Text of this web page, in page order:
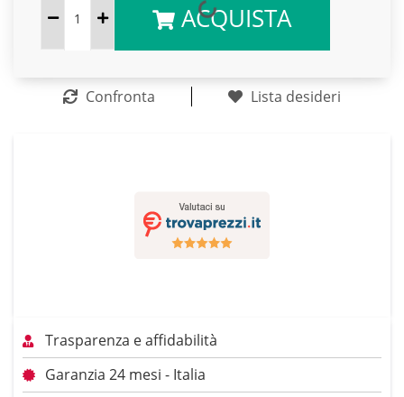
ACQUISTA
Confronta Lista desideri
Trasparenza e affidabilità
Garanzia 24 mesi - Italia